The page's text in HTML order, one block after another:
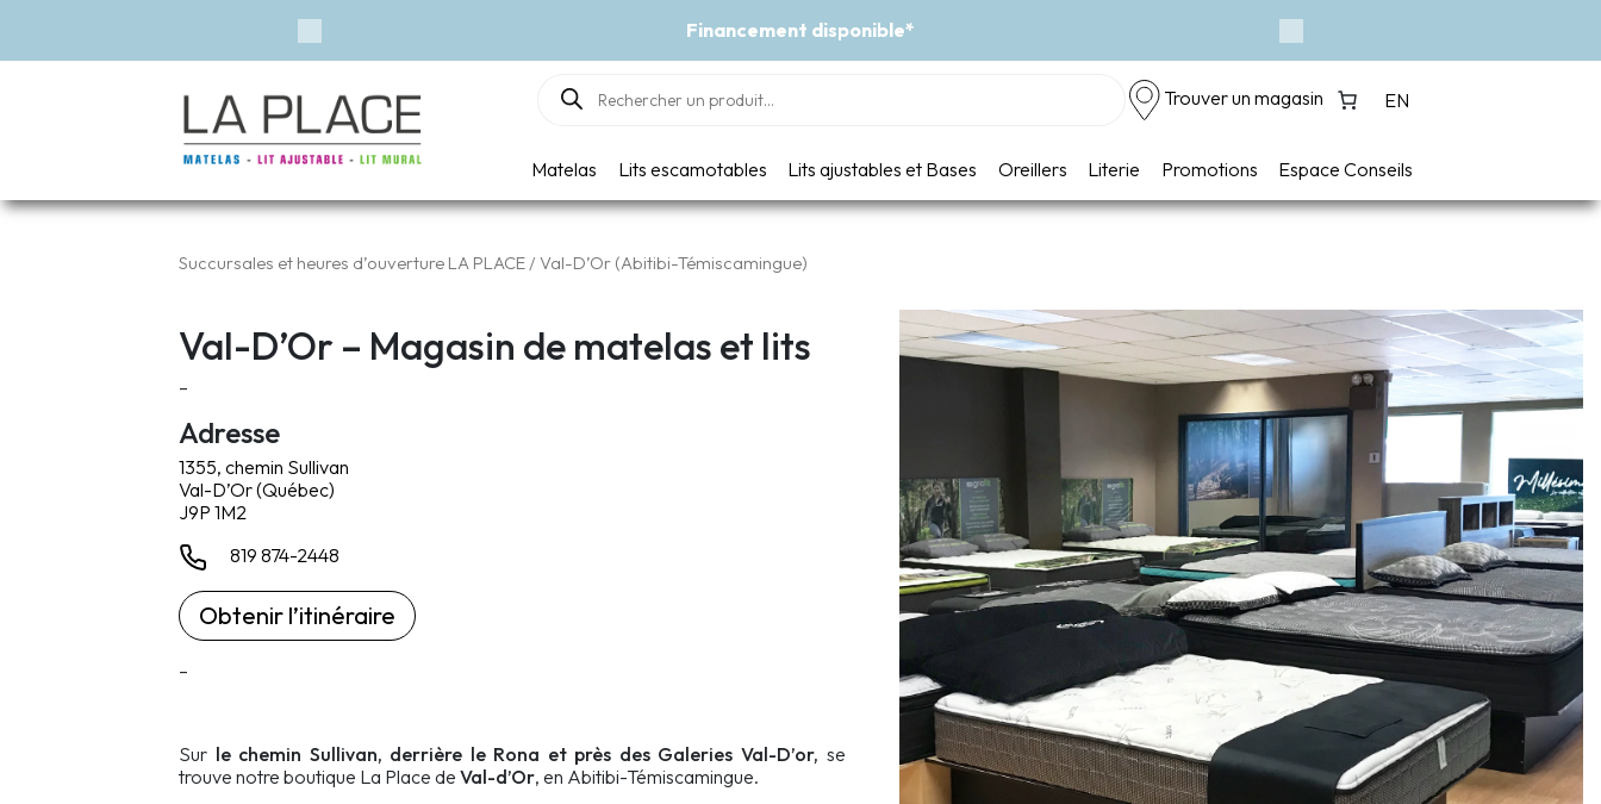
Previous
Next
Products
search
Trouver un magasin EN
Matelas Lits escamotables Lits ajustables et Bases Oreillers Literie Promotions Espace Conseils
Succursales et heures d’ouverture LA PLACE / Val-D’Or (Abitibi-Témiscamingue)
Val-D’Or – Magasin de matelas et lits
–
Adresse
1355, chemin Sullivan
Val-D’Or (Québec)
J9P 1M2
819 874-2448
Obtenir l’itinéraire
–
Sur le chemin Sullivan, derrière le Rona et près des Galeries Val-D’or, se
trouve notre boutique La Place de Val-d’Or, en Abitibi-Témiscamingue.